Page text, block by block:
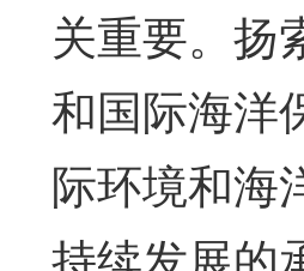
关重要。扬
和国际海洋
际环境和海
持续发展的